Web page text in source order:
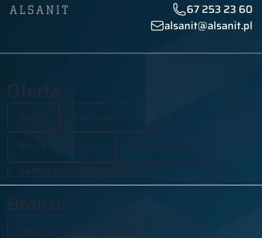
67 253 23 60
alsanit@alsanit.pl
Oferta
Kabiny sanitarne
Meble kontraktowe
Zobacz wszystkie produkty
Branże
Meble do szkół i przedszkoli